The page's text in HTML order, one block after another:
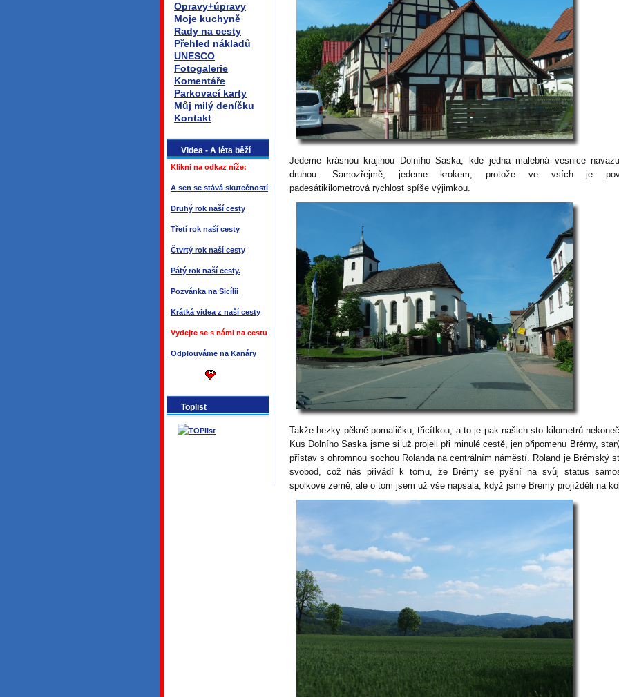
Opravy+úpravy
Moje kuchyně
Rady na cesty
Přehled nákladů
UNESCO
Fotogalerie
Komentáře
Parkovací karty
Můj milý deníčku
Kontakt
Videa - A léta běží
Klikni na odkaz níže:
A sen se stává skutečností
Druhý rok naší cesty
Třetí rok naší cesty
Čtvrtý rok naší cesty
Pátý rok naší cesty.
Pozvánka na Sicílii
Krátká videa z naší cesty
Vydejte se s námi na cestu
Odplouváme na Kanáry
Toplist
Jedeme krásnou krajinou Dolního Saska, kde jedna malebná vesnice
druhou. Samozřejmě, jedeme krokem, protože ve vsích je
padesátikilometrová rychlost spíše výjimkou.
Takže hezky pěkně pomaličku, třicítkou, a to je pak našich sto kilometrů
Kus Dolního Saska jsme si už projeli při minulé cestě, jen připomenu Brémy,
přístav s ohromnou sochou Rolanda na centrálním náměstí. Roland je Brémský
svobod, což nás přivádí k tomu, že Brémy se pyšní na svůj status
spolkové země, ale o tom jsem už vše napsala, když jsme Brémy projížděli na